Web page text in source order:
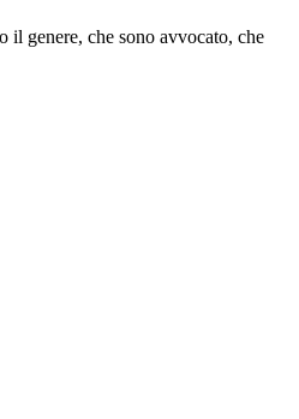
il genere, che sono avvocato, che